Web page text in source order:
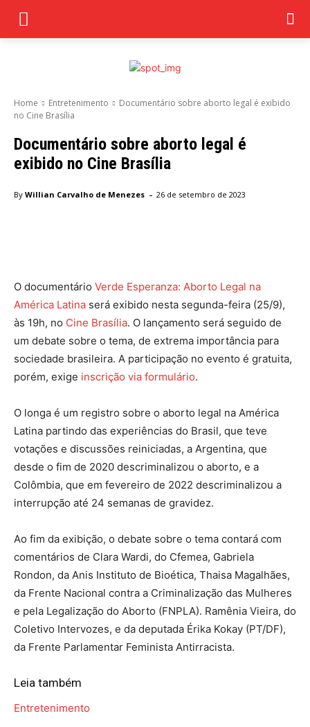
Home Entretenimento
Documentário sobre aborto legal é exibido
no Cine Brasília
Documentário sobre aborto legal é
exibido no Cine Brasília
By Willian Carvalho de Menezes - 26 de setembro de 2023
O documentário Verde Esperanza: Aborto Legal na
América Latina será exibido nesta segunda-feira (25/9),
às 19h, no Cine Brasília. O lançamento será seguido de
um debate sobre o tema, de extrema importância para
sociedade brasileira. A participação no evento é gratuita,
porém, exige inscrição via formulário.
O longa é um registro sobre o aborto legal na América
Latina partindo das experiências do Brasil, que teve
votações e discussões reiniciadas, a Argentina, que
desde o fim de 2020 descriminalizou o aborto, e a
Colômbia, que em fevereiro de 2022 descriminalizou a
interrupção até 24 semanas de gravidez.
Ao fim da exibição, o debate sobre o tema contará com
comentários de Clara Wardi, do Cfemea, Gabriela
Rondon, da Anis Instituto de Bioética, Thaisa Magalhães,
da Frente Nacional contra a Criminalização das Mulheres
e pela Legalização do Aborto (FNPLA). Ramênia Vieira, do
Coletivo Intervozes, e da deputada Érika Kokay (PT/DF),
da Frente Parlamentar Feminista Antirracista.
Leia também
Entretenimento